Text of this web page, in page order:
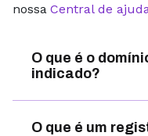
nossa Central de
O que é o
indicado?
O que é um